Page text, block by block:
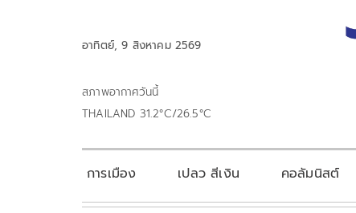
อาทิตย์, 9 สิงหาคม 2569
สภาพอากาศวันนี้
THAILAND 31.2°C/26.5°C
การเมือง เปลว สีเงิน คอลัมนิสต์